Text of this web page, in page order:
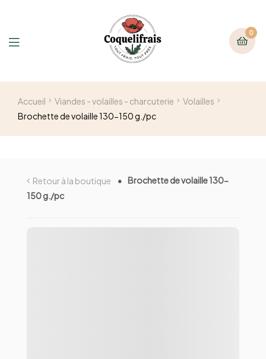
0
Accueil Viandes - volailles - charcuterie
Volailles
Brochette de volaille 130-150 g./pc
Retour à la boutique
Brochette de volaille 130-
150 g./pc